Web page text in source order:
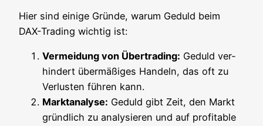
Hier sind eini­ge Grün­de, war­um Geduld beim
DAX-Tra­ding wich­tig ist:
Ver­mei­dung von Über­tra­ding: Geduld ver­
hin­dert über­mä­ßi­ges Han­deln, das oft zu
Ver­lus­ten füh­ren kann.
Markt­ana­ly­se: Geduld gibt Zeit, den Markt
gründ­lich zu ana­ly­sie­ren und auf pro­fi­ta­ble